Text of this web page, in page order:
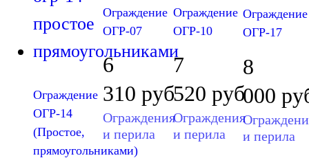
Ограждение
ОГР-14
(Простое,
прямоугольниками)
Ограждение
ОГР-07
6
310руб
Ограждения
и перила
Ограждение
ОГР-10
7
520 руб
Ограждения
и перила
Ограждение
ОГР-17
8
000
и перила